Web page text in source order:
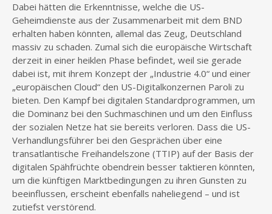
Dabei hätten die Erkenntnisse, welche die US-
Geheimdienste aus der Zusammenarbeit mit dem BND
erhalten haben könnten, allemal das Zeug, Deutschland
massiv zu schaden. Zumal sich die europäische Wirtschaft
derzeit in einer heiklen Phase befindet, weil sie gerade
dabei ist, mit ihrem Konzept der „Industrie 4.0“ und einer
„europäischen Cloud“ den US-Digitalkonzernen Paroli zu
bieten. Den Kampf bei digitalen Standardprogrammen, um
die Dominanz bei den Suchmaschinen und um den Einfluss
der sozialen Netze hat sie bereits verloren. Dass die US-
Verhandlungsführer bei den Gesprächen über eine
transatlantische Freihandelszone (TTIP) auf der Basis der
digitalen Spähfrüchte obendrein besser taktieren könnten,
um die künftigen Marktbedingungen zu ihren Gunsten zu
beeinflussen, erscheint ebenfalls naheliegend – und ist
zutiefst verstörend.